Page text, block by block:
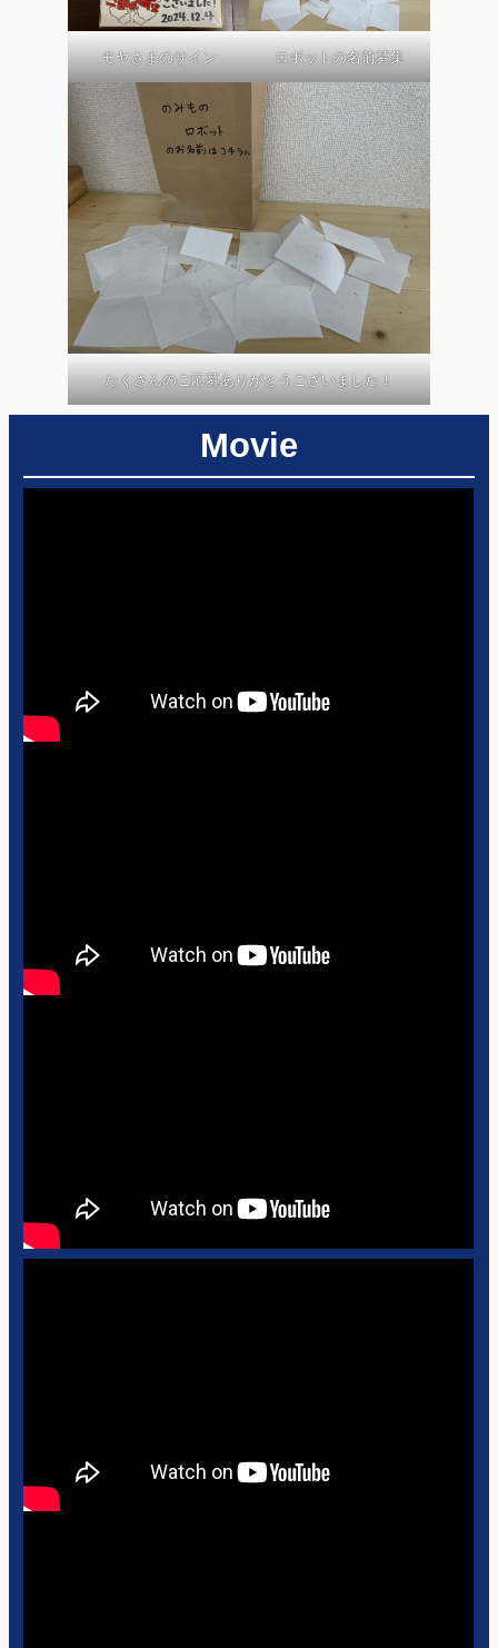
モヤさまのサイン ロボットの名前募集
たくさんのご応募ありがとうございました！
Movie